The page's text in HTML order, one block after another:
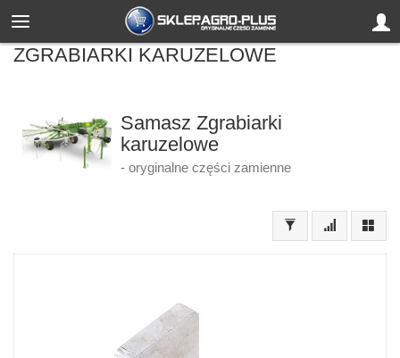
ZGRABIARKI KARUZELOWE
Samasz Zgrabiarki
karuzelowe
- oryginalne części zamienne